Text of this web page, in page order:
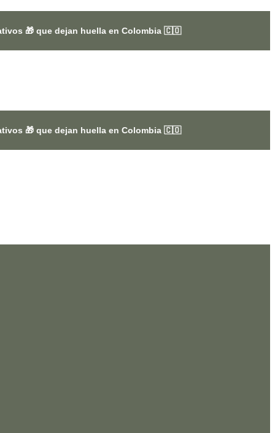
huella en Colombia 🇨🇴
huella en Colombia 🇨🇴